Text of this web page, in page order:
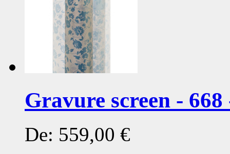
Gravure screen - 668
De: 559,00 €